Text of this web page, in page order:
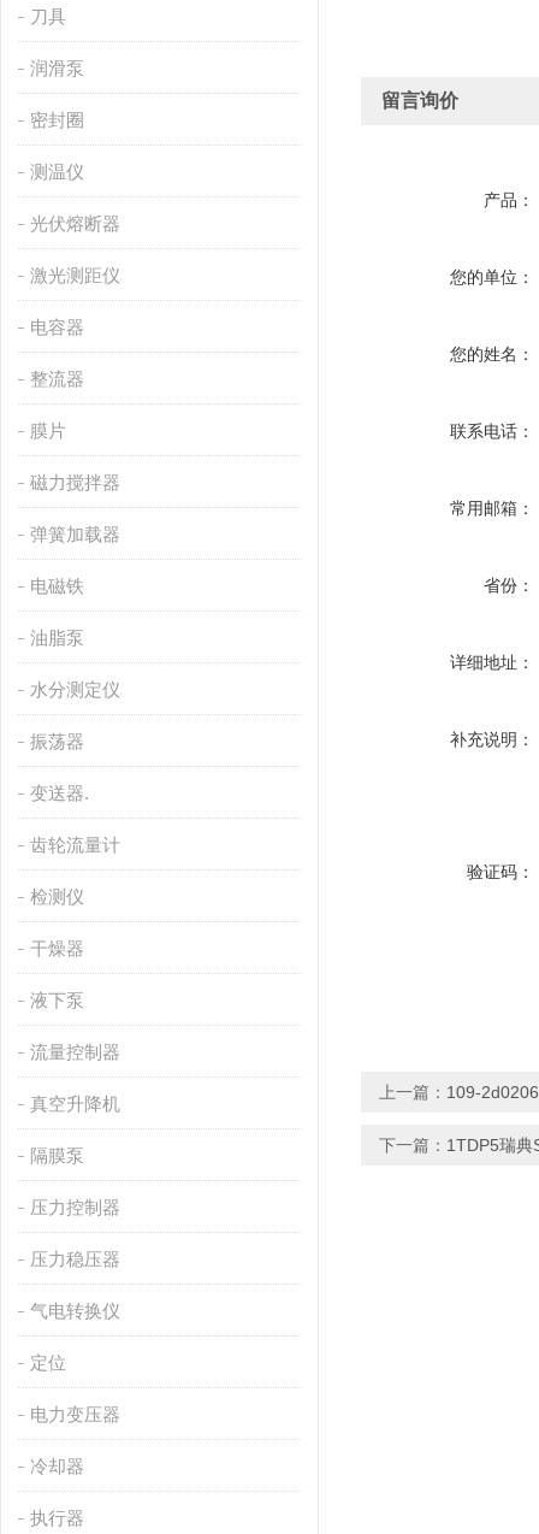
刀具
润滑泵
密封圈
测温仪
光伏熔断器
激光测距仪
电容器
整流器
膜片
磁力搅拌器
弹簧加载器
电磁铁
油脂泵
水分测定仪
振荡器
变送器.
齿轮流量计
检测仪
干燥器
液下泵
流量控制器
真空升降机
隔膜泵
压力控制器
压力稳压器
气电转换仪
定位
电力变压器
冷却器
执行器
留言询价
产品：
您的单位：
您的姓名：
联系电话：
常用邮箱：
省份：
详细地址：
补充说明：
验证码：
上一篇： 109-
下一篇： 1TDP5瑞典